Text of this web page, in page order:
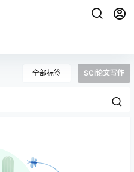
全部标签 SCI论文写作